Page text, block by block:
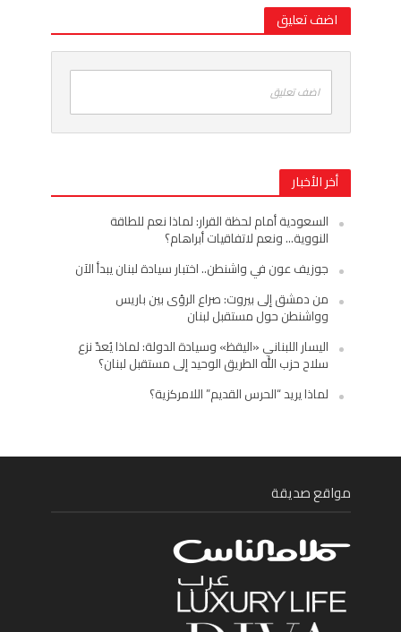
اضف تعليق
اضف تعليق
أخر الأخبار
السعودية أمام لحظة القرار: لماذا نعم للطاقة
النووية… ونعم لاتفاقيات أبراهام؟
جوزيف عون في واشنطن.. اختبار سيادة لبنان يبدأ الآن
من دمشق إلى بيروت: صراع الرؤى بين باريس
وواشنطن حول مستقبل لبنان
اليسار اللبناني «اليقظ» وسيادة الدولة: لماذا يُعدّ نزع
سلاح حزب الله الطريق الوحيد إلى مستقبل لبنان؟
لماذا يريد “الحرس القديم” اللامركزية؟
مواقع صديقة